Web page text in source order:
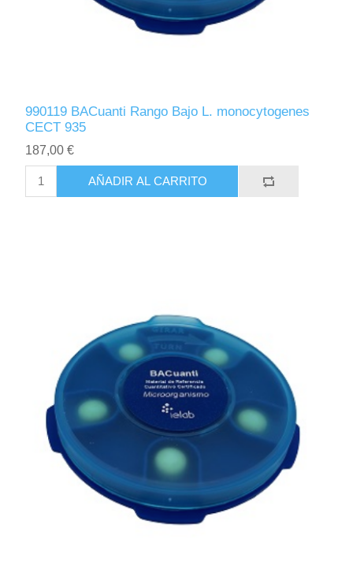
990119 BACuanti Rango Bajo L. monocytogenes
CECT 935
187,00 €
AÑADIR AL CARRITO